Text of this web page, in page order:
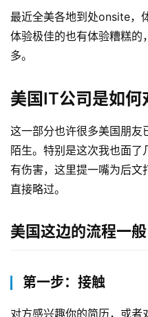
最近全美各地到处onsite，
体验极佳的也有体验糟糕的
多。
美国IT公司是如何
这一部分也许很多美国朋友
陌生。特别是这次我也面
有伤害，这里提一嘴为后文
直接略过。
美国这边的流程一
第一步：接触
对方感兴趣你的简历，或者